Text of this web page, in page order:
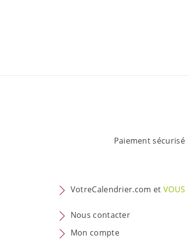
Paiement sécurisé
VotreCalendrier.com etVOUS
Nous contacter
Mon compte